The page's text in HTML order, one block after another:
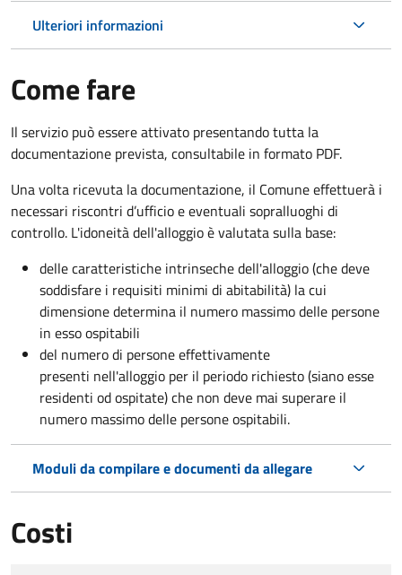
Ulteriori informazioni
Come fare
Il servizio può essere attivato presentando tutta la
documentazione prevista, consultabile in formato PDF.
Una volta ricevuta la documentazione, il Comune effettuerà i
necessari riscontri d’ufficio e eventuali sopralluoghi di
controllo. L'idoneità dell'alloggio è valutata sulla base:
delle caratteristiche intrinseche dell'alloggio (che deve
soddisfare i requisiti minimi di abitabilità) la cui
dimensione determina il numero massimo delle persone
in esso ospitabili
del numero di persone effettivamente
presenti nell'alloggio per il periodo richiesto (siano esse
residenti od ospitate) che non deve mai superare il
numero massimo delle persone ospitabili.
Moduli da compilare e documenti da allegare
Costi